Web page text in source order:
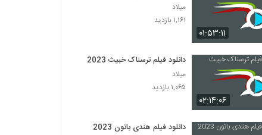
۰۱:۵۳:۱۱
میلاد
۱,۱۶۱ بازدید
۰۲:۱۴:۰۶
دانلود فیلم ترسناک خبیث 2023
میلاد
۱,۰۶۵ بازدید
دانلود فیلم هندی باتون 2023